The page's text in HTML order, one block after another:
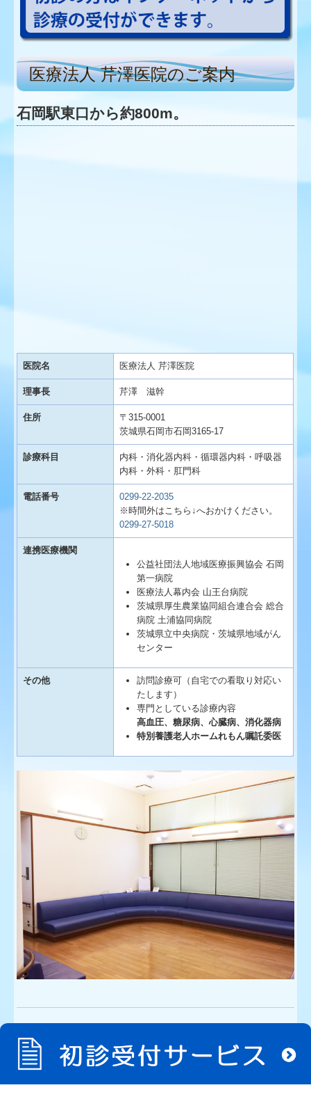
医療法人 芹澤医院のご案内
石岡駅東口から約800m。
医院名 医療法人 芹澤医院
理事長 芹澤 滋幹
住所
〒315-0001
茨城県石岡市石岡3165-17
診療科目
内科・消化器内科・循環器内科・呼吸器
内科・外科・肛門科
電話番号
0299-22-2035
※時間外はこちら↓へおかけください。
0299-27-5018
連携医療機関
公益社団法人地域医療振興協会 石岡
第一病院
医療法人幕内会 山王台病院
茨城県厚生農業協同組合連合会 総合
病院 土浦協同病院
茨城県立中央病院・茨城県地域がん
センター
その他
訪問診療可（自宅での看取り対応い
たします）
専門としている診療内容
高血圧、糖尿病、心臓病、消化器病
特別養護老人ホームれもん嘱託委医